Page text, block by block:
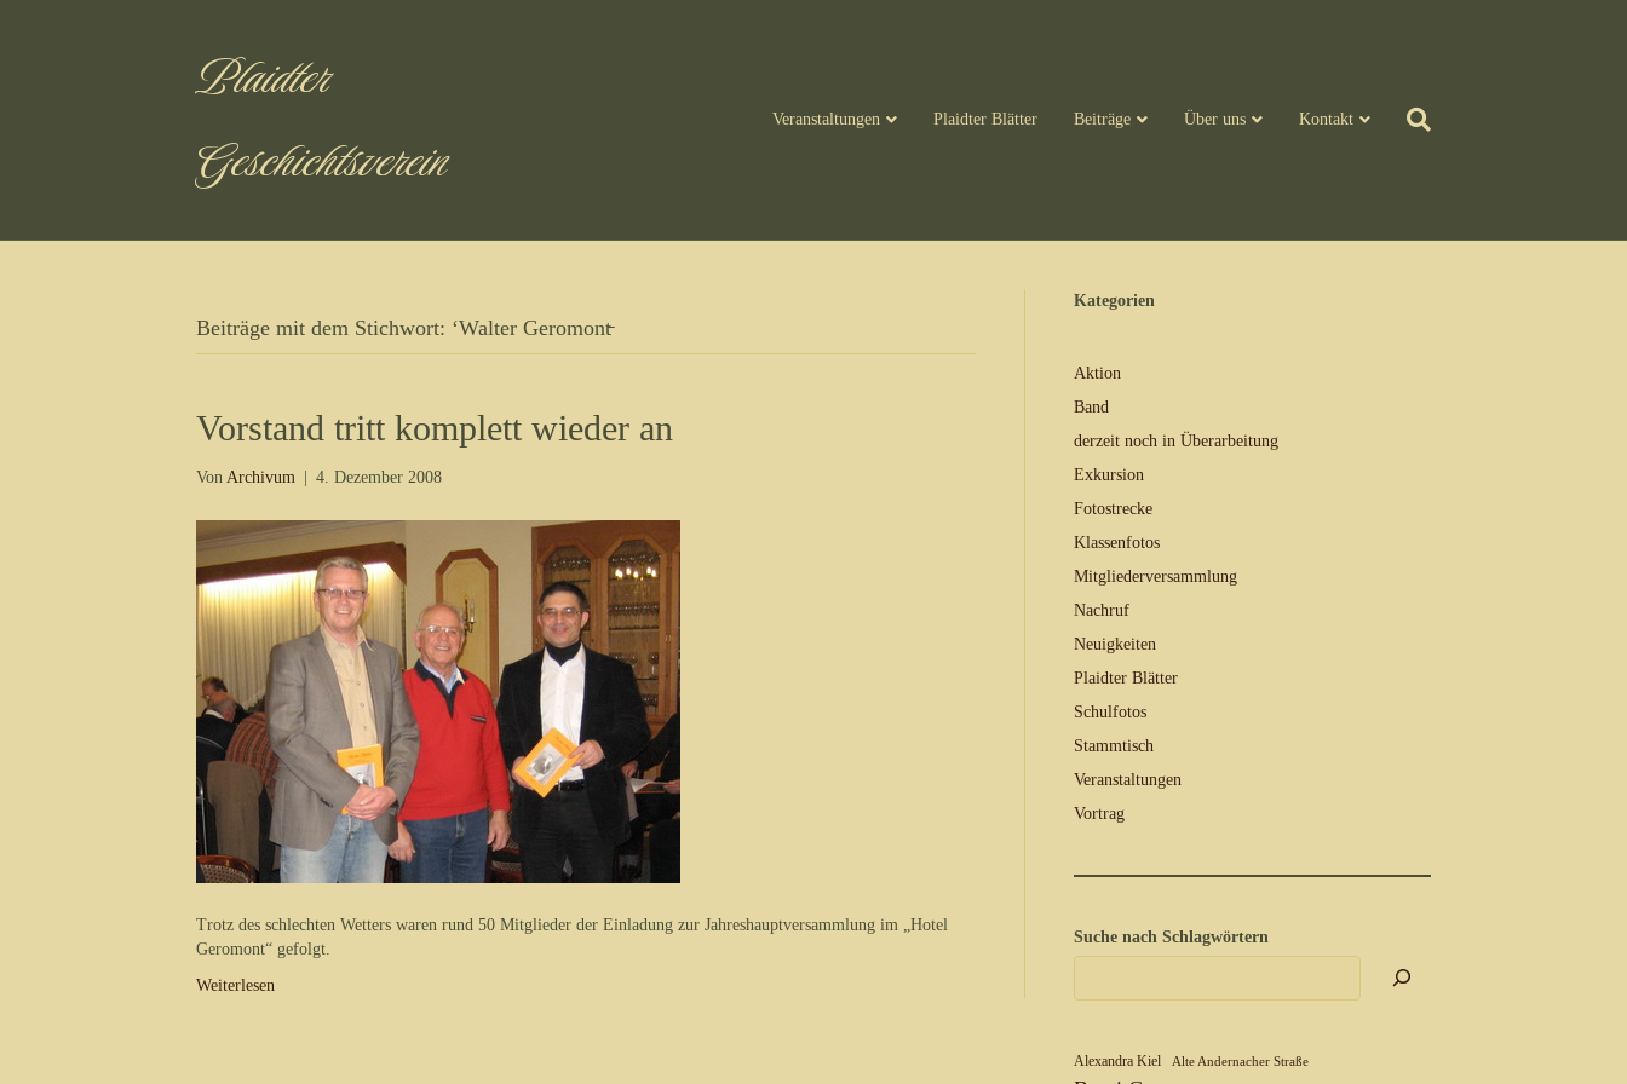
Plaidter
Geschichtsverein
Veranstaltungen Plaidter Blätter Beiträge Über uns Kontakt
Beiträge mit dem Stichwort: ‘Walter Geromont̵
Vorstand tritt komplett wieder an
Von Archivum 4. Dezember 2008
Trotz des schlechten Wetters waren rund 50 Mitglieder der Einladung zur Jahreshauptversammlung im „Hotel
Geromont“ gefolgt.
Weiterlesen
Kategorien
Aktion
Band
derzeit noch in Überarbeitung
Exkursion
Fotostrecke
Klassenfotos
Mitgliederversammlung
Nachruf
Neuigkeiten
Plaidter Blätter
Schulfotos
Stammtisch
Veranstaltungen
Vortrag
Suche nach Schlagwörtern
Alexandra Kiel Alte Andernacher Straße